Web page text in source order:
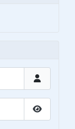
Passwort